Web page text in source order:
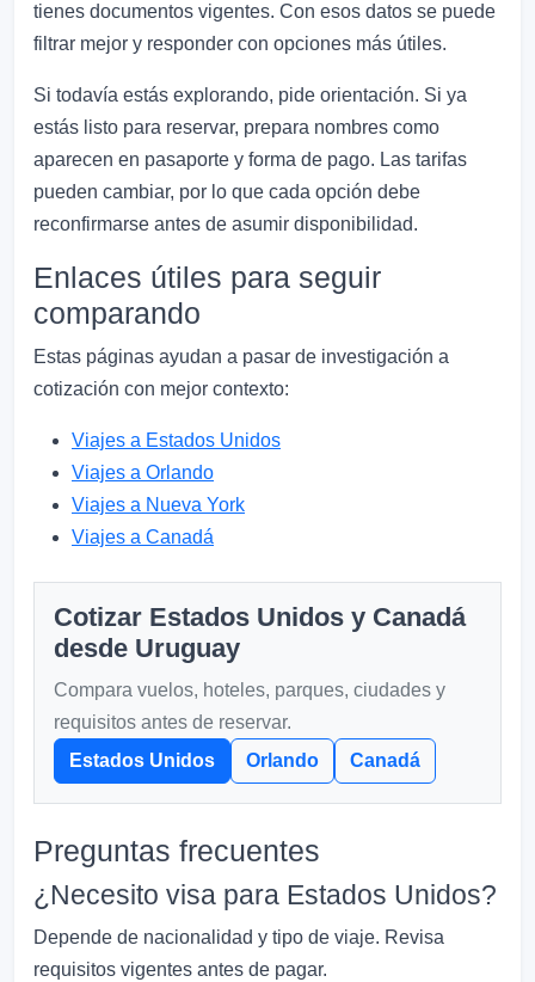
tienes documentos vigentes. Con esos datos se puede
filtrar mejor y responder con opciones más útiles.
Si todavía estás explorando, pide orientación. Si ya
estás listo para reservar, prepara nombres como
aparecen en pasaporte y forma de pago. Las tarifas
pueden cambiar, por lo que cada opción debe
reconfirmarse antes de asumir disponibilidad.
Enlaces útiles para seguir
comparando
Estas páginas ayudan a pasar de investigación a
cotización con mejor contexto:
Viajes a Estados Unidos
Viajes a Orlando
Viajes a Nueva York
Viajes a Canadá
Cotizar Estados Unidos y Canadá
desde Uruguay
Compara vuelos, hoteles, parques, ciudades y
requisitos antes de reservar.
Estados Unidos
Orlando Canadá
Preguntas frecuentes
¿Necesito visa para Estados Unidos?
Depende de nacionalidad y tipo de viaje. Revisa
requisitos vigentes antes de pagar.